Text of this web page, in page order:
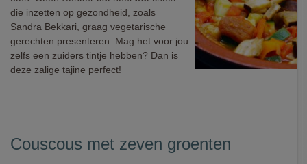
die inzetten op gezondheid, zoals
Sandra Bekkari, graag vegetarische
gerechten presenteren. Mag het voor jou
zelfs een zuiders tintje hebben? Dan is
deze zalige tajine perfect!
Couscous met zeven groenten